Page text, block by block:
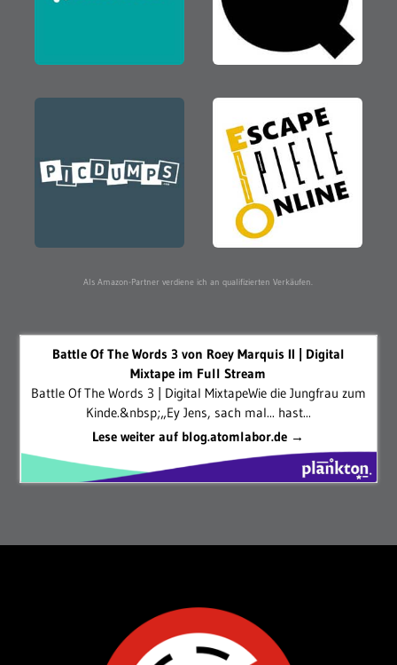
Als Amazon-Partner verdiene ich an qualifizierten Verkäufen.
Battle Of The Words 3 von Roey Marquis II | Digital
Mixtape im Full Stream
Battle Of The Words 3 | Digital MixtapeWie die Jungfrau zum
Kinde.&nbsp;„Ey Jens, sach mal... hast...
Lese weiter auf blog.atomlabor.de →